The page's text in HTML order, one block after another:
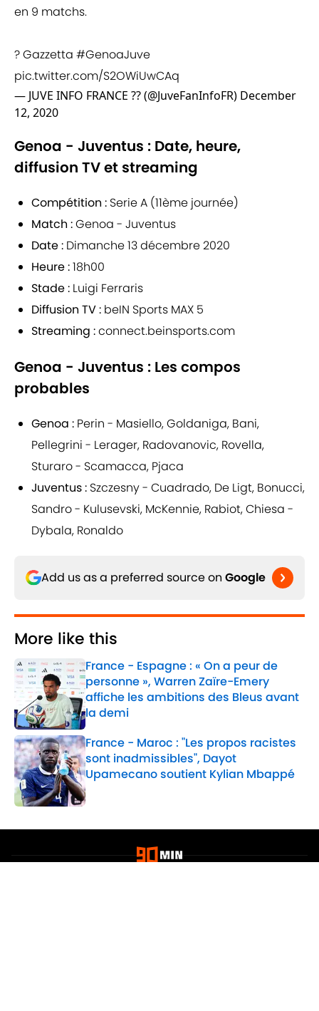
en 9 matchs.
? Gazzetta #GenoaJuve
pic.twitter.com/S2OWiUwCAq
— JUVE INFO FRANCE ?? (@JuveFanInfoFR) December
12, 2020
Genoa - Juventus : Date, heure,
diffusion TV et streaming
Compétition : Serie A (11ème journée)
Match :Genoa - Juventus
Date : Dimanche 13 décembre 2020
Heure :18h00
Stade : Luigi Ferraris
Diffusion TV : beIN Sports MAX 5
Streaming :connect.beinsports.com
Genoa - Juventus : Les compos
probables
Genoa : Perin - Masiello, Goldaniga, Bani,
Pellegrini - Lerager, Radovanovic, Rovella,
Sturaro - Scamacca, Pjaca
Juventus : Szczesny - Cuadrado, De Ligt, Bonucci,
Sandro - Kulusevski, McKennie, Rabiot, Chiesa -
Dybala, Ronaldo
Add us as a preferred source on Google
More like this
France - Espagne : « On a peur de
personne », Warren Zaïre-Emery
affiche les ambitions des Bleus avant
la demi
Published by on Invalid Date
France - Maroc : "Les propos racistes
sont inadmissibles", Dayot
Upamecano soutient Kylian Mbappé
Published by on Invalid Date